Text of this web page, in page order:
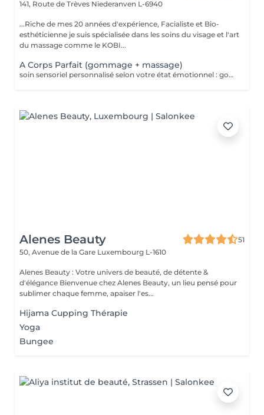
141, Route de Trèves Niederanven L-6940
...Riche de mes 20 années d'expérience, Facialiste et Bio-
esthéticienne je suis spécialisée dans les soins du visage et l'art
du massage comme le KOBI...
A Corps Parfait (gommage + massage)
soin sensoriel personnalisé selon votre état émotionnel : gommage complet du corps au sel rose de l'Himalaya pour une peau douce et satinée + douche + Massage personnalisé
Alenes Beauty
51
50, Avenue de la Gare Luxembourg L-1610
Alenes Beauty : Votre univers de beauté, de détente &
d'élégance Bienvenue chez Alenes Beauty, un lieu pensé pour
sublimer chaque femme, apaiser l'es...
Hijama Cupping Thérapie
Yoga
Bungee